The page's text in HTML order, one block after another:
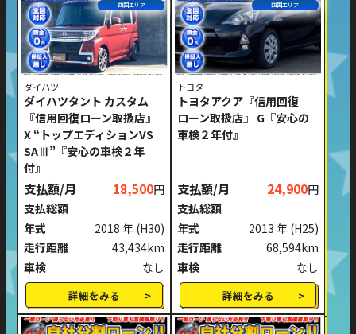
四国エリア
ダイハツ
ダイハツタント カスタム
『信用回復ローン取扱店』
X “トップエディションVS
SAⅢ”『安心の車検２年
付』
支払額/月 18,500円
支払総額
年式
2018 年 (H30)
走行距離
43,434km
車検
なし
詳細をみる
四国エリア
トヨタ
トヨタアクア『信用回復
ローン取扱店』 G『安心の
車検２年付』
支払額/月 24,900円
支払総額
年式
2013 年 (H25)
走行距離
68,594km
車検
なし
詳細をみる